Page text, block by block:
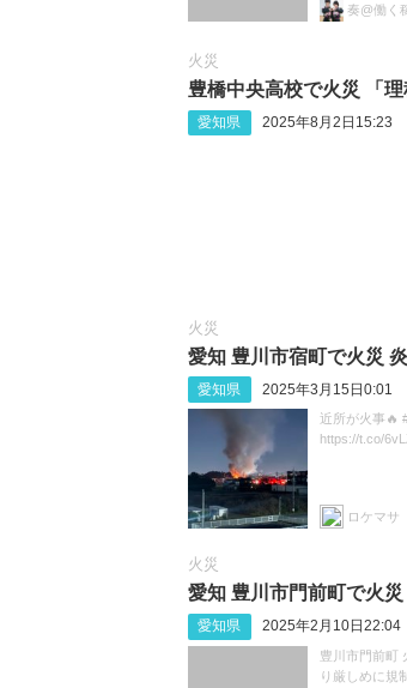
火災
豊橋中央高校で火災 「
愛知県 2025年8月2日15:23
火災
愛知 豊川市宿町で火災
愛知県 2025年3月15日0:01
近所が火事🔥
https://t.co/
ロケマサ
火災
愛知 豊川市門前町で火
愛知県 2025年2月10日22:04
豊川市門前町
り厳しめに規